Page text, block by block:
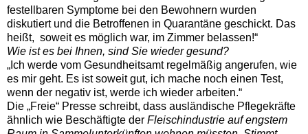
festellbaren Symptome bei den Bewohnern wurden
diskutiert und die Betroffenen in Quarantäne geschickt. Das
heißt, soweit es möglich war, im Zimmer belassen!“
Wie ist es bei Ihnen, sind Sie wieder gesund?
„Ich werde vom Gesundheitsamt regelmäßig angerufen, wie
es mir geht. Es ist soweit gut, ich mache noch einen Test,
wenn der negativ ist, werde ich wieder arbeiten.“
Die „Freie“ Presse schreibt, dass ausländische Pflegekräfte
ähnlich wie Beschäftigte der Fleischindustrie auf engstem